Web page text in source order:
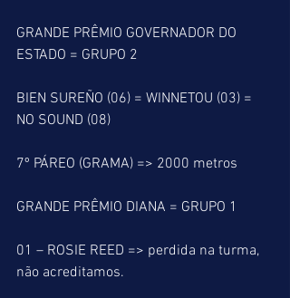
GRANDE PRÊMIO GOVERNADOR DO
ESTADO = GRUPO 2
BIEN SUREÑO (06) = WINNETOU (03) =
NO SOUND (08)
7º PÁREO (GRAMA) => 2000 metros
GRANDE PRÊMIO DIANA = GRUPO 1
01 – ROSIE REED => perdida na turma,
não acreditamos.